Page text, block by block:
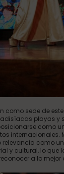
como sede de
playas y
como
internacionales.
como
y cultural, lo que
a lo mejor